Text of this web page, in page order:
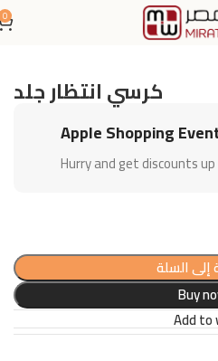
0
كرسي انتظار جلد
Apple Shopping
Hurry and get discounts
إلى السلة
Buy
Add to